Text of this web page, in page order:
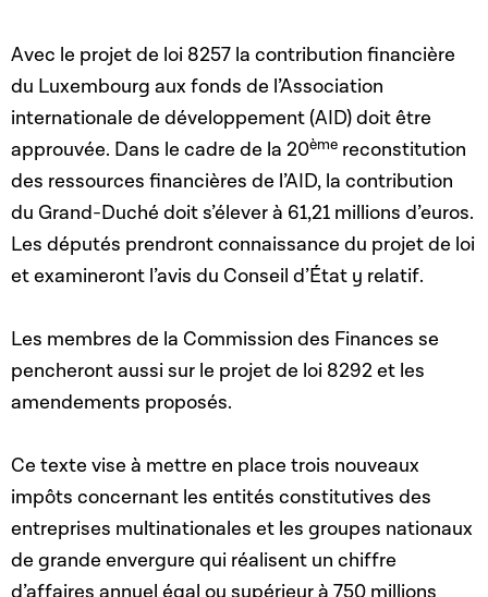
Avec le projet de loi 8257 la contribution financière
du Luxembourg aux fonds de l’Association
internationale de développement (AID) doit être
approuvée. Dans le cadre de la 20ème reconstitution
des ressources financières de l’AID, la contribution
du Grand-Duché doit s’élever à 61,21 millions d’euros.
Les députés prendront connaissance du projet de loi
et examineront l’avis du Conseil d’État y relatif.
Les membres de la Commission des Finances se
pencheront aussi sur le projet de loi 8292 et les
amendements proposés.
Ce texte vise à mettre en place trois nouveaux
impôts concernant les entités constitutives des
entreprises multinationales et les groupes nationaux
de grande envergure qui réalisent un chiffre